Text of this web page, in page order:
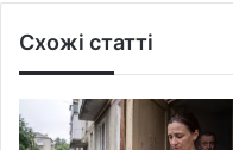
Схожі статті